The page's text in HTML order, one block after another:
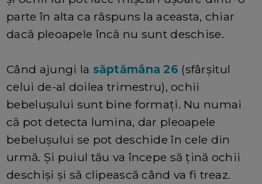
parte în alta ca răspuns la aceasta, chiar
dacă pleoapele încă nu sunt deschise.
Când ajungi la săptămâna 26 (sfârșitul
celui de-al doilea trimestru), ochii
bebelușului sunt bine formați. Nu numai
că pot detecta lumina, dar pleoapele
bebelușului se pot deschide în cele din
urmă. Și puiul tău va începe să țină ochii
deschiși și să clipească când va fi treaz.